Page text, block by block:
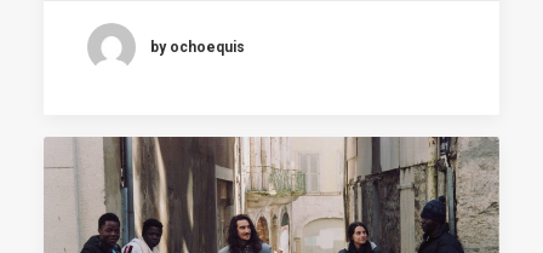
by ochoequis